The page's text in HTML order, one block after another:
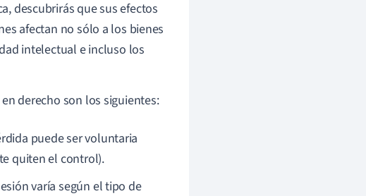
descubrirás que sus efectos
afectan no sólo a los bienes
intelectual e incluso los
derecho son los siguientes:
puede ser voluntaria
quiten el control).
varía según el tipo de